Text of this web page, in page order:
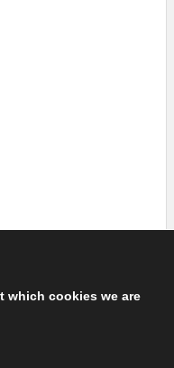
which cookies we are